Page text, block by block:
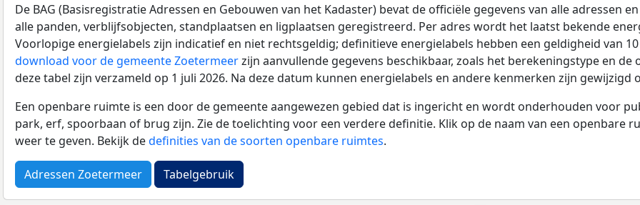
De BAG (Basisregistratie Adressen en Gebouwen van het Kadaster) bevat de officiële gegevens van alle adressen
alle panden, verblijfsobjecten, standplaatsen en ligplaatsen geregistreerd. Per adres wordt het laatst bekende
Voorlopige energielabels zijn indicatief en niet rechtsgeldig; definitieve energielabels hebben een geldigheid van
download voor de gemeente Zoetermeerzijn aanvullende gegevens beschikbaar, zoals het berekeningstype en
deze tabel zijn verzameld op 1 juli 2026. Na deze datum kunnen energielabels en andere kenmerken zijn gewijzigd
Een openbare ruimte is een door de gemeente aangewezen gebied dat is ingericht en wordt onderhouden voor
park, erf, spoorbaan of brug zijn. Zie de toelichting voor een verdere definitie. Klik op de naam van een openbare
weer te geven. Bekijk dedefinities van de soorten openbare ruimtes.
Adressen Zoetermeer Tabelgebruik